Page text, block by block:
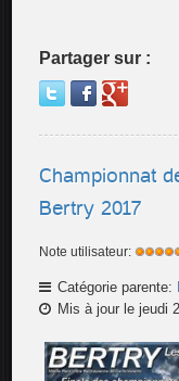
Partager sur :
Championnat
Bertry 2017
Note utilisateur:
Catégorie parente:
Mis à jour le jeudi